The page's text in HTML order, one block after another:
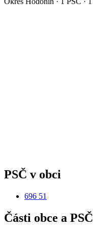
PSČ v obci
696 51
Části obce a PSČ